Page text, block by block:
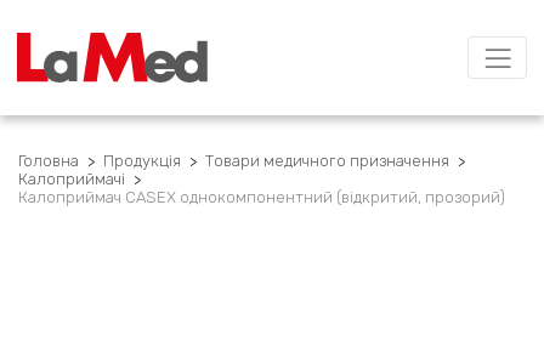
Головна > Продукція > Товари медичного призначення >
Калоприймачі >
Калоприймач CASEX однокомпонентний (відкритий, прозорий)